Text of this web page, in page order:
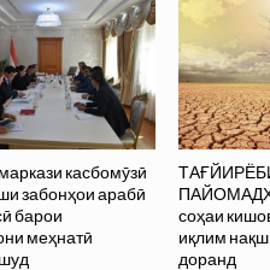
касбомӯзӣ
забонҳои арабӣ
барои
меҳнатӣ
соҳаи
иқлим
доранд